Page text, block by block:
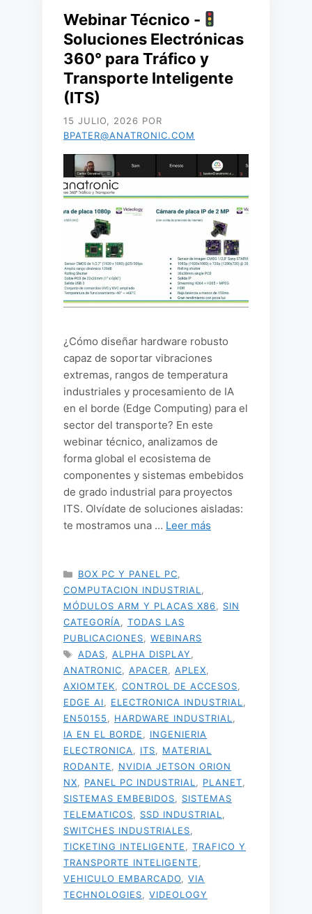
Webinar Técnico -
Soluciones Electrónicas
360° para Tráfico y
Transporte Inteligente
(ITS)
15 JULIO, 2026 POR
BPATER@ANATRONIC.COM
¿Cómo diseñar hardware robusto
capaz de soportar vibraciones
extremas, rangos de temperatura
industriales y procesamiento de IA
en el borde (Edge Computing) para el
sector del transporte? En este
webinar técnico, analizamos de
forma global el ecosistema de
componentes y sistemas embebidos
de grado industrial para proyectos
ITS. Olvídate de soluciones aisladas:
te mostramos una … Leer más
CATEGORÍAS
BOX PC Y PANEL PC
COMPUTACION INDUSTRIAL
MÓDULOS ARM Y PLACAS X86
SIN
CATEGORÍA
TODAS LAS
PUBLICACIONES
WEBINARS
ETIQUETAS
ADAS ALPHA DISPLAY
ANATRONIC
APACER APLEX
AXIOMTEK
CONTROL DE ACCESOS
EDGE AI
ELECTRONICA INDUSTRIAL
EN50155
HARDWARE INDUSTRIAL
IA EN EL BORDE
INGENIERIA
ELECTRONICA
ITS
MATERIAL
RODANTE
NVIDIA JETSON ORION
NX
PANEL PC INDUSTRIAL PLANET
SISTEMAS EMBEBIDOS
SISTEMAS
TELEMATICOS
SSD INDUSTRIAL
SWITCHES INDUSTRIALES
TICKETING INTELIGENTE
TRAFICO Y
TRANSPORTE INTELIGENTE
VEHICULO EMBARCADO
VIA
TECHNOLOGIES
VIDEOLOGY